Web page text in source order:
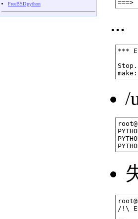
...
***
Stop.
/
/!\
FreeBSD python